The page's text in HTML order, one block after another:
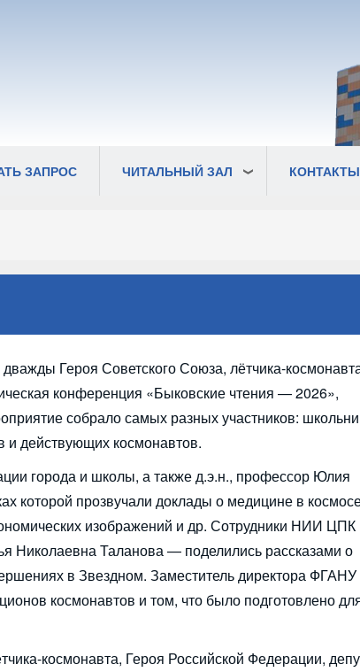
ЗАПРОС ЧИТАЛЬНЫЙ ЗАЛ КОНТАКТЫ
Героя Советского Союза, лётчика-
конференция «Быковские чтения — 2026»,
собрало самых разных участников:
и действующих космонавтов.
города и школы, а также д.э.н., профессор Юлия
которой прозвучали доклады о медицине в
изображений и др. Сотрудники НИИ ЦПК
Таланова — поделились рассказами о
в Звездном. Заместитель директора ФГАНУ
космонавтов и том, что было подготовлено
космонавта, Героя Российской Федерации,